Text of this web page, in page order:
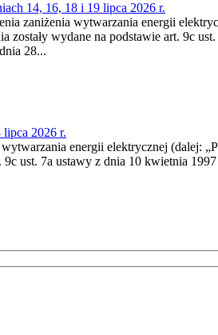
14, 16, 18 i 19 lipca 2026 r.
zaniżenia wytwarzania energii
wydane na podstawie art. 9c
28...
2026 r.
energii elektrycznej (dalej:
ust. 7a ustawy z dnia 10 kwietnia